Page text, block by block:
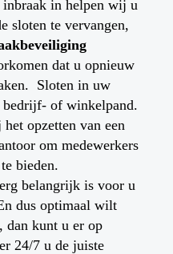
in helpen wij u
sloten te vervangen,
dat u opnieuw
Sloten in uw
of winkelpand.
opzetten van een
om medewerkers
bieden.
belangrijk is voor u
dus optimaal wilt
dan kunt u er op
24/7 u de juiste